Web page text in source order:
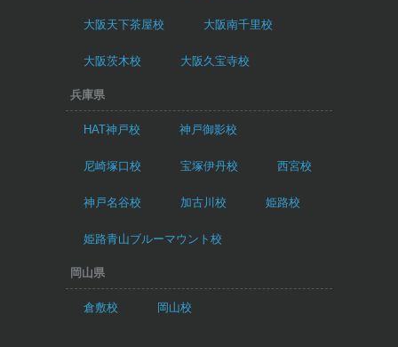
大阪天下茶屋校 大阪南千里校
大阪茨木校 大阪久宝寺校
兵庫県
HAT神戸校 神戸御影校
尼崎塚口校 宝塚伊丹校 西宮校
神戸名谷校 加古川校 姫路校
姫路青山ブルーマウント校
岡山県
倉敷校 岡山校